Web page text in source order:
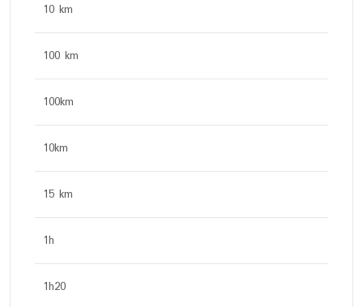
10 km
100 km
100km
10km
15 km
1h
1h20